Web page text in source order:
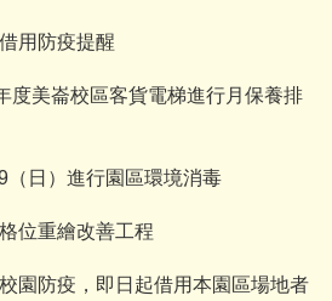
用防疫提醒
度美崙校區客貨電梯進行月保養排
（日）進行園區環境消毒
位重繪改善工程
園防疫，即日起借用本園區場地者